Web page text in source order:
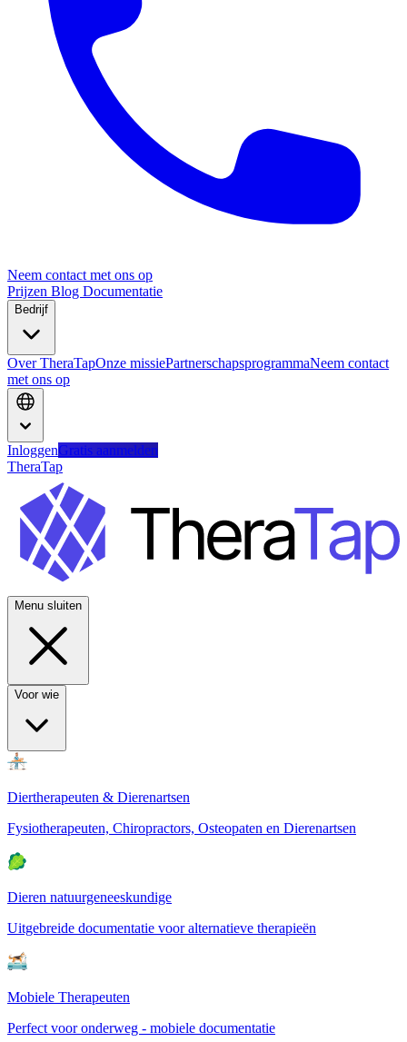
Neem contact met ons op
Prijzen Blog Documentatie
Bedrijf
Over TheraTapOnze missiePartnerschapsprogrammaNeem contact
met ons op
InloggenGratis aanmelden
TheraTap
Menu sluiten
Voor wie
Diertherapeuten & Dierenartsen
Fysiotherapeuten, Chiropractors, Osteopaten en Dierenartsen
Dieren natuurgeneeskundige
Uitgebreide documentatie voor alternatieve therapieën
Mobiele Therapeuten
Perfect voor onderweg - mobiele documentatie